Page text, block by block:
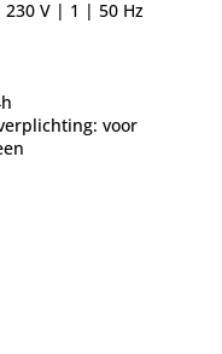
230 V | 1 | 50 Hz
voor